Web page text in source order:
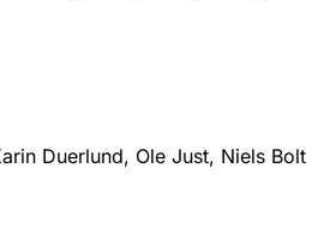
Duerlund, Ole Just, Niels Bolt